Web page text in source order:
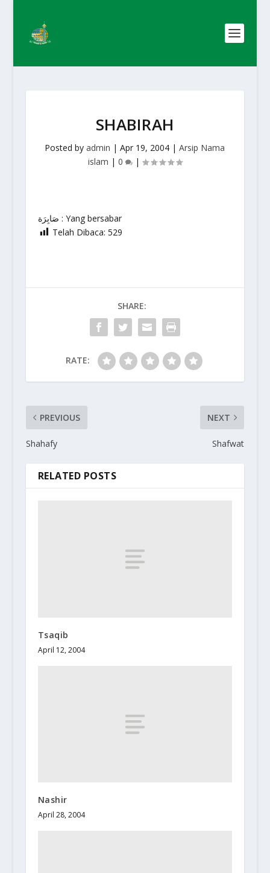
SHABIRAH
Posted byadmin |Apr 19, 2004 |Arsip Nama
islam | 0 |
صَابِرَة : Yang bersabar
Telah Dibaca: 529
SHARE:
RATE:
PREVIOUS
Shahafy
NEXT
Shafwat
RELATED POSTS
Tsaqib
April 12, 2004
Nashir
April 28, 2004